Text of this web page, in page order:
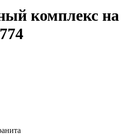
комплекс на